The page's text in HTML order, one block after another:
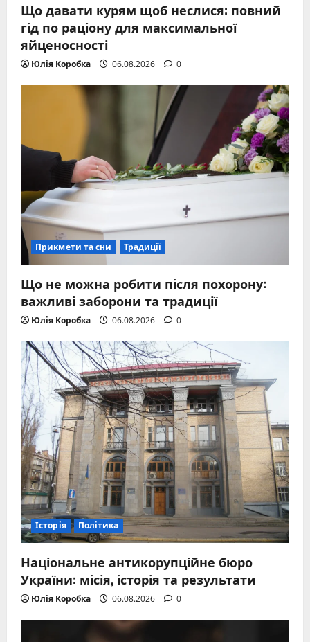
Що давати курям щоб неслися: повний
гід по раціону для максимальної
яйценосності
Юлія Коробка 06.08.2026 0
Прикмети та сни Традиції
Що не можна робити після похорону:
важливі заборони та традиції
Юлія Коробка 06.08.2026 0
Історія Політика
Національне антикорупційне бюро
України: місія, історія та результати
Юлія Коробка 06.08.2026 0